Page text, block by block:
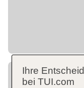
Ihre
bei TUI.com